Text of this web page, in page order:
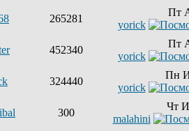
265281
Пт
yorick
452340
Пт
yorick
324440
Пн
yorick
300
Чт
malahini